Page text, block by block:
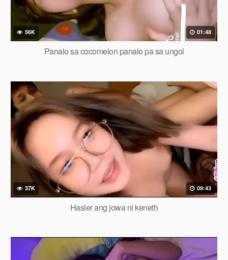
56K 01:48
Panalo sa cocomelon panalo pa sa ungol
37K 09:43
Hasler ang jowa ni keneth